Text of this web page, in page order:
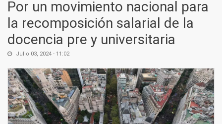
Por un movimiento nacional para
la recomposición salarial de la
docencia pre y universitaria
Julio 03, 2024 - 11:02